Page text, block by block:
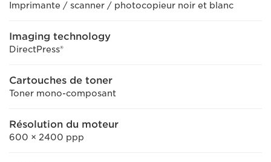
Imprimante / scanner / photocopieur noir et blanc
Imaging technology
DirectPress®
Cartouches de toner
Toner mono-composant
Résolution du moteur
600 × 2400 ppp